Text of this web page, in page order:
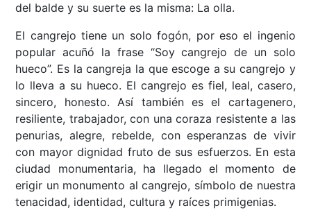
del balde y su suerte es la misma: La olla.
El cangrejo tiene un solo fogón, por eso el ingenio
popular acuñó la frase “Soy cangrejo de un solo
hueco”. Es la cangreja la que escoge a su cangrejo y
lo lleva a su hueco. El cangrejo es fiel, leal, casero,
sincero, honesto. Así también es el cartagenero,
resiliente, trabajador, con una coraza resistente a las
penurias, alegre, rebelde, con esperanzas de vivir
con mayor dignidad fruto de sus esfuerzos. En esta
ciudad monumentaria, ha llegado el momento de
erigir un monumento al cangrejo, símbolo de nuestra
tenacidad, identidad, cultura y raíces primigenias.